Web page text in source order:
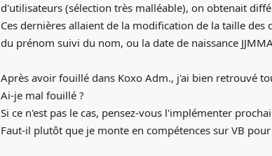
d'utilisateurs (sélection très malléable), on obtenait
Ces dernières allaient de la modification de la taille
du prénom suivi du nom, ou la date de naissance
Après avoir fouillé dans Koxo Adm., j'ai bien retrouvé
Ai-je mal fouillé ?
Si ce n'est pas le cas, pensez-vous l'implémenter
Faut-il plutôt que je monte en compétences sur VB